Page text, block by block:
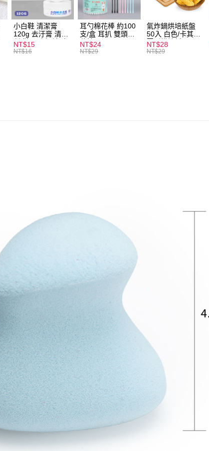
全家取貨付款
每筆NT$60，滿NT$599(含以上)免運費
付款後全家取貨
每筆NT$60，滿NT$599(含以上)免運費
小白鞋 清潔膏
120g 去汙膏 清潔
劑 鞋子 去汙漬 白
皮鞋 鞋油
NT$15
NT$16
耳勺棉花棒 約100
支/盒 耳扒 雙頭棉
花棒
NT$24
NT$29
氣炸鍋烘培紙盤
50入 白色/卡其色
圓形烘焙紙
NT$28
NT$29